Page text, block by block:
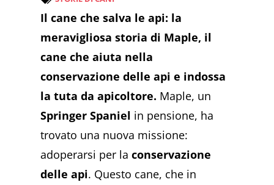
Il cane che salva le api: la
meravigliosa storia di Maple, il
cane che aiuta nella
conservazione delle api e indossa
la tuta da apicoltore. Maple, un
Springer Spaniel in pensione, ha
trovato una nuova missione:
adoperarsi per laconservazione
delle api. Questo cane, che in